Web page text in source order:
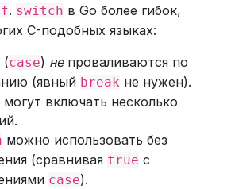
. switch в Go более гибок,
C-подобных языках:
(case) непроваливаются по
(явный break не нужен).
могут включать несколько
можно использовать без
(сравнивая true с
case).